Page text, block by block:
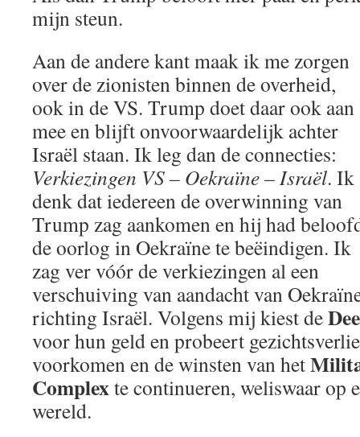
mijn steun.
Aan de andere kant maak ik me zorgen
over de zionisten binnen de overheid,
ook in de VS. Trump doet daar ook aan
mee en blijft onvoorwaardelijk achter
Israël staan. Ik leg dan de connecties:
Verkiezingen VS – Oekraïne – Israël. Ik
denk dat iedereen de overwinning van
Trump zag aankomen en hij had
de oorlog in Oekraïne te beëindigen. Ik
zag ver vóór de verkiezingen al een
verschuiving van aandacht van
richting Israël. Volgens mij kiest de
voor hun geld en probeert
voorkomen en de winsten van het
Complexte continueren, weliswaar op
wereld.